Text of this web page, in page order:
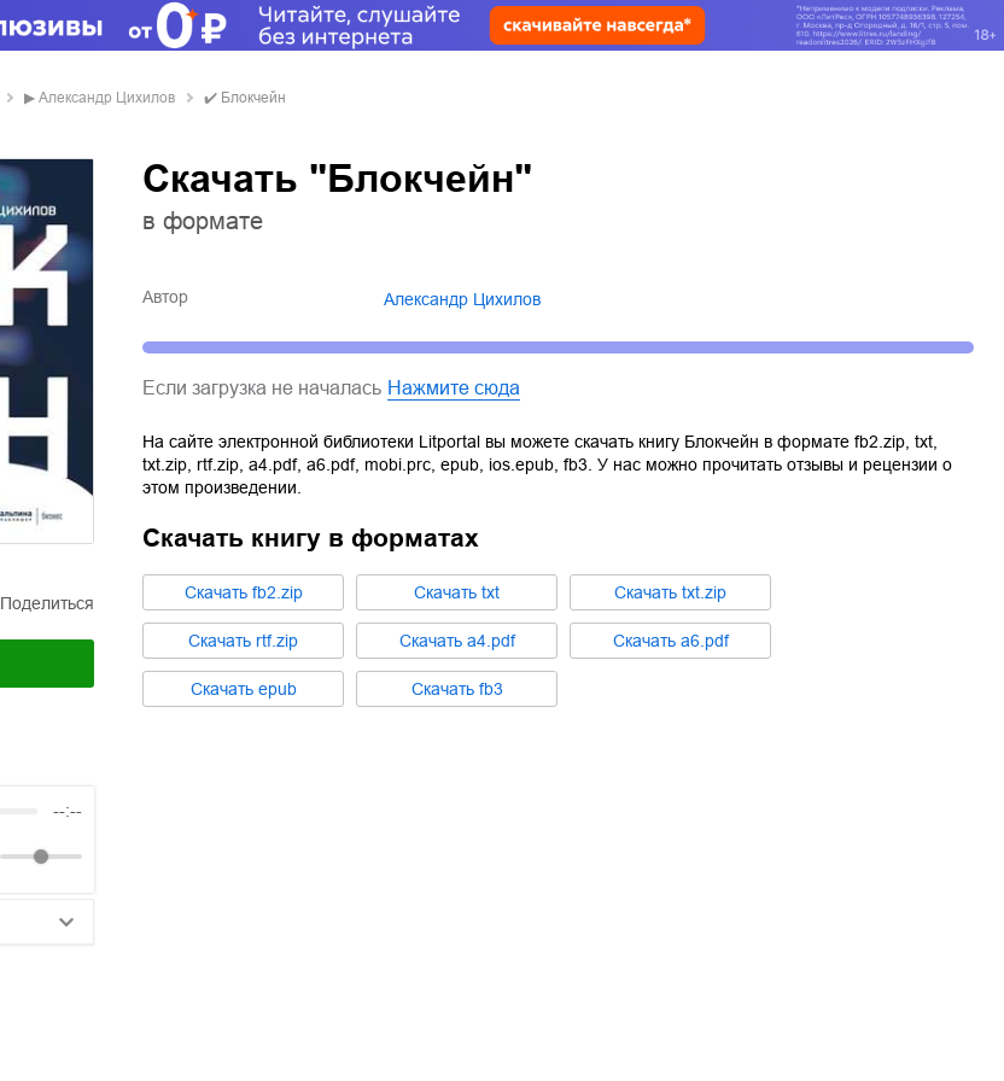
▶ Александр Цихилов ✔️ Блокчейн
Поделиться
--:--
Скачать "Блокчейн"
в формате
Автор Александр Цихилов
Если загрузка не началась Нажмите сюда
На сайте электронной библиотеки Litportal вы можете скачать книгу Блокчейн в формате fb2.zip txt
txt.zip rtf.zip a4.pdf, a6.pdf, mobi.prc epub ios.epub fb3 . У нас можно прочитать отзывы и рецензии о
этом произведении.
Скачать книгу в форматах
Cкачать fb2.zip Cкачать txt Cкачать txt.zip
Cкачать rtf.zip Cкачать a4.pdf Cкачать a6.pdf
Cкачать epub Cкачать fb3